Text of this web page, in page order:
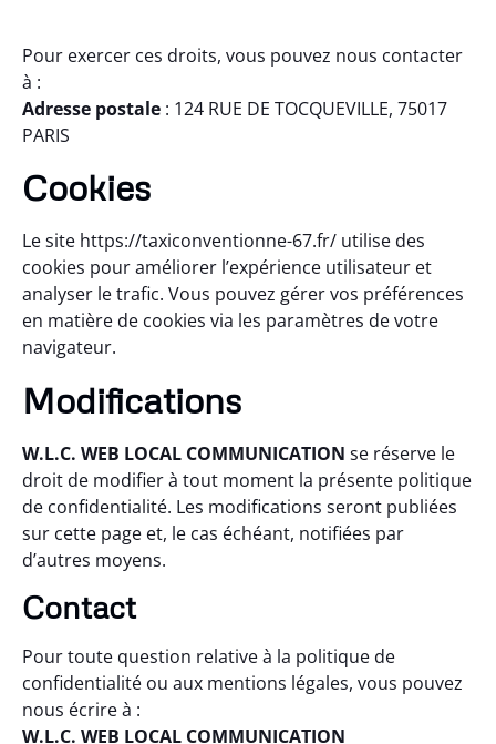
Pour exercer ces droits, vous pouvez nous contacter
à :
Adresse postale : 124 RUE DE TOCQUEVILLE, 75017
PARIS
Cookies
Le site https://taxiconventionne-67.fr/ utilise des
cookies pour améliorer l’expérience utilisateur et
analyser le trafic. Vous pouvez gérer vos préférences
en matière de cookies via les paramètres de votre
navigateur.
Modifications
W.L.C. WEB LOCAL COMMUNICATION se réserve le
droit de modifier à tout moment la présente politique
de confidentialité. Les modifications seront publiées
sur cette page et, le cas échéant, notifiées par
d’autres moyens.
Contact
Pour toute question relative à la politique de
confidentialité ou aux mentions légales, vous pouvez
nous écrire à :
W.L.C. WEB LOCAL COMMUNICATION